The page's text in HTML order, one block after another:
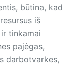
būtina, kad
iš
tinkamai
pajėgas,
darbotvarkes,